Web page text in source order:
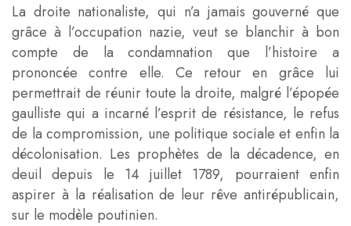
La droite nationaliste, qui n’a jamais gouverné que
grâce à l’occupation nazie, veut se blanchir à bon
compte de la condamnation que l’histoire a
prononcée contre elle. Ce retour en grâce lui
permettrait de réunir toute la droite, malgré l’épopée
gaulliste qui a incarné l’esprit de résistance, le refus
de la compromission, une politique sociale et enfin la
décolonisation. Les prophètes de la décadence, en
deuil depuis le 14 juillet 1789, pourraient enfin
aspirer à la réalisation de leur rêve antirépublicain,
sur le modèle poutinien.